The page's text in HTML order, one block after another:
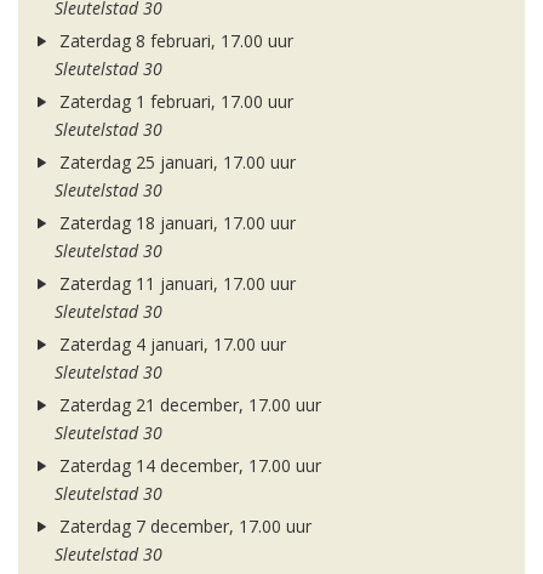
Sleutelstad 30
Zaterdag 8 februari, 17.00 uur
Sleutelstad 30
Zaterdag 1 februari, 17.00 uur
Sleutelstad 30
Zaterdag 25 januari, 17.00 uur
Sleutelstad 30
Zaterdag 18 januari, 17.00 uur
Sleutelstad 30
Zaterdag 11 januari, 17.00 uur
Sleutelstad 30
Zaterdag 4 januari, 17.00 uur
Sleutelstad 30
Zaterdag 21 december, 17.00 uur
Sleutelstad 30
Zaterdag 14 december, 17.00 uur
Sleutelstad 30
Zaterdag 7 december, 17.00 uur
Sleutelstad 30